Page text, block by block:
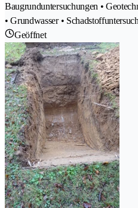
Baugrunduntersuchungen •
• Grundwasser •
Geöffnet